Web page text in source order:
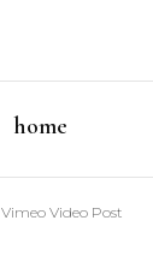
home
Vimeo Video Post